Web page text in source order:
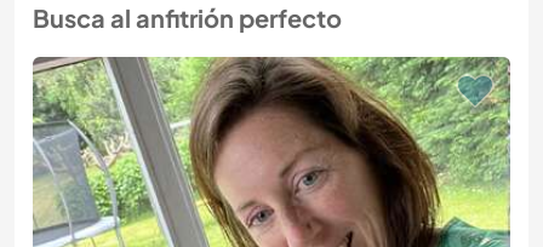
Busca al anfitrión perfecto